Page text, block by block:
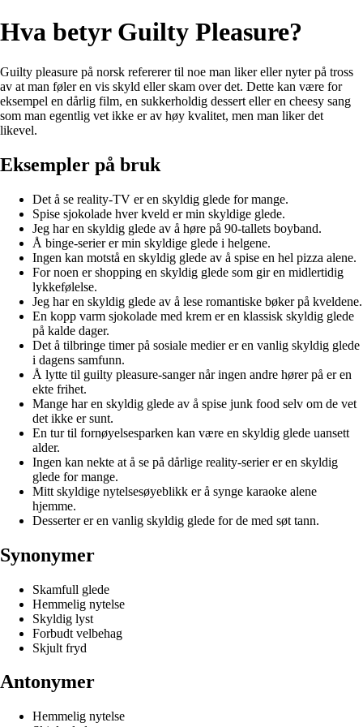
Hva betyr Guilty Pleasure?
Guilty pleasure på norsk refererer til noe man liker eller nyter på tross
av at man føler en vis skyld eller skam over det. Dette kan være for
eksempel en dårlig film, en sukkerholdig dessert eller en cheesy sang
som man egentlig vet ikke er av høy kvalitet, men man liker det
likevel.
Eksempler på bruk
Det å se reality-TV er en skyldig glede for mange.
Spise sjokolade hver kveld er min skyldige glede.
Jeg har en skyldig glede av å høre på 90-tallets boyband.
Å binge-serier er min skyldige glede i helgene.
Ingen kan motstå en skyldig glede av å spise en hel pizza alene.
For noen er shopping en skyldig glede som gir en midlertidig
lykkefølelse.
Jeg har en skyldig glede av å lese romantiske bøker på kveldene.
En kopp varm sjokolade med krem er en klassisk skyldig glede
på kalde dager.
Det å tilbringe timer på sosiale medier er en vanlig skyldig glede
i dagens samfunn.
Å lytte til guilty pleasure-sanger når ingen andre hører på er en
ekte frihet.
Mange har en skyldig glede av å spise junk food selv om de vet
det ikke er sunt.
En tur til fornøyelsesparken kan være en skyldig glede uansett
alder.
Ingen kan nekte at å se på dårlige reality-serier er en skyldig
glede for mange.
Mitt skyldige nytelsesøyeblikk er å synge karaoke alene
hjemme.
Desserter er en vanlig skyldig glede for de med søt tann.
Synonymer
Skamfull glede
Hemmelig nytelse
Skyldig lyst
Forbudt velbehag
Skjult fryd
Antonymer
Hemmelig nytelse